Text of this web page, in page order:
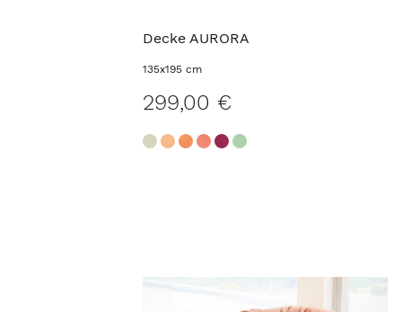
Decke AURORA
135x195 cm
299,00 €